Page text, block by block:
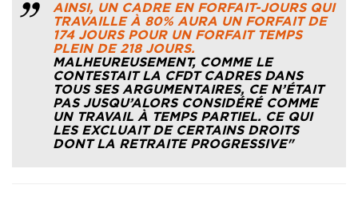
AINSI, UN CADRE EN FORFAIT-JOURS QUI
TRAVAILLE À 80% AURA UN FORFAIT DE
174 JOURS POUR UN FORFAIT TEMPS
PLEIN DE 218 JOURS.
MALHEUREUSEMENT, COMME LE
CONTESTAIT LA CFDT CADRES DANS
TOUS SES ARGUMENTAIRES, CE N’ÉTAIT
PAS JUSQU’ALORS CONSIDÉRÉ COMME
UN TRAVAIL À TEMPS PARTIEL. CE QUI
LES EXCLUAIT DE CERTAINS DROITS
DONT LA RETRAITE PROGRESSIVE"